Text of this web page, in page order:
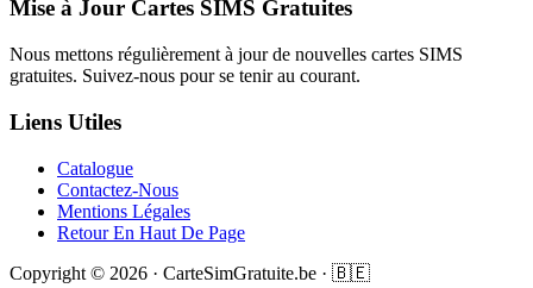
Footer
Mise à Jour Cartes SIMS Gratuites
Nous mettons régulièrement à jour de nouvelles cartes SIMS
gratuites. Suivez-nous pour se tenir au courant.
Liens Utiles
Catalogue
Contactez-Nous
Mentions Légales
Retour En Haut De Page
Copyright © 2026 · CarteSimGratuite.be · 🇧🇪